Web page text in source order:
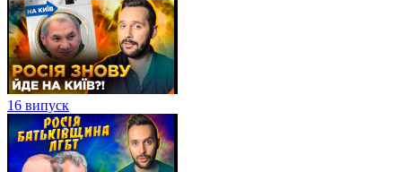
16 випуск